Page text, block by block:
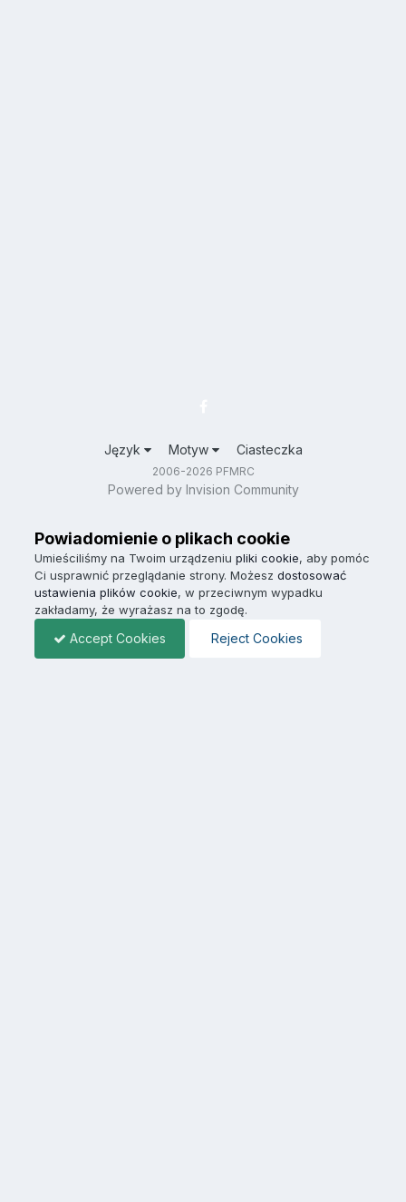
Język Motyw Ciasteczka
2006-2026 PFMRC
Powered by Invision Community
Powiadomienie o plikach cookie
Umieściliśmy na Twoim urządzeniu pliki cookie, aby pomóc
Ci usprawnić przeglądanie strony. Możesz dostosować
ustawienia plików cookie, w przeciwnym wypadku
zakładamy, że wyrażasz na to zgodę.
Accept Cookies Reject Cookies